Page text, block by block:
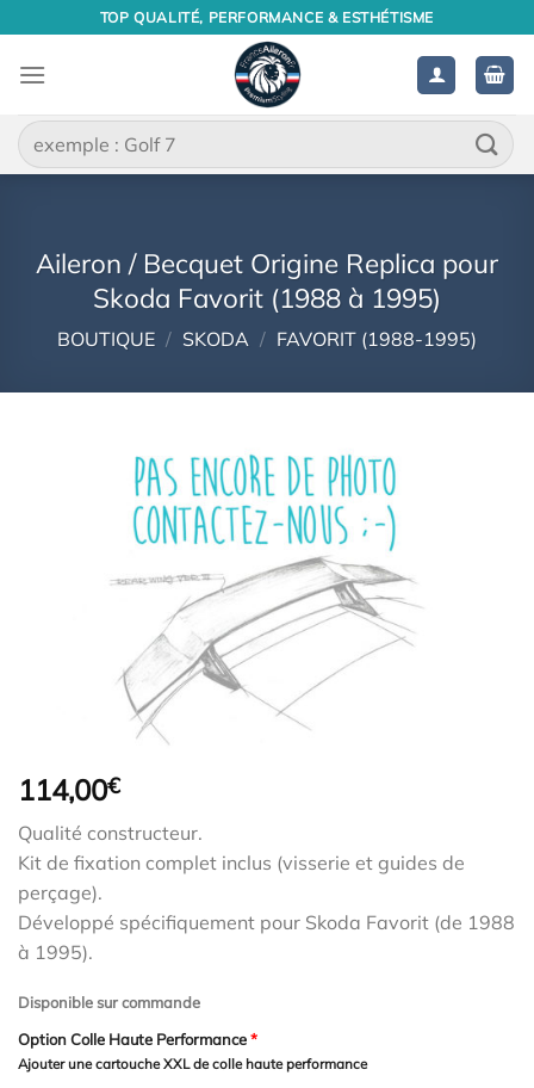
contenu
TOP QUALITÉ, PERFORMANCE & ESTHÉTISME
Recherche
pour :
Aileron / Becquet Origine Replica pour
Skoda Favorit (1988 à 1995)
BOUTIQUE / SKODA / FAVORIT (1988-1995)
114,00€
Qualité constructeur.
Kit de fixation complet inclus (visserie et guides de
perçage).
Développé spécifiquement pour Skoda Favorit (de 1988
à 1995).
Disponible sur commande
Option Colle Haute Performance*
Ajouter une cartouche XXL de colle haute performance